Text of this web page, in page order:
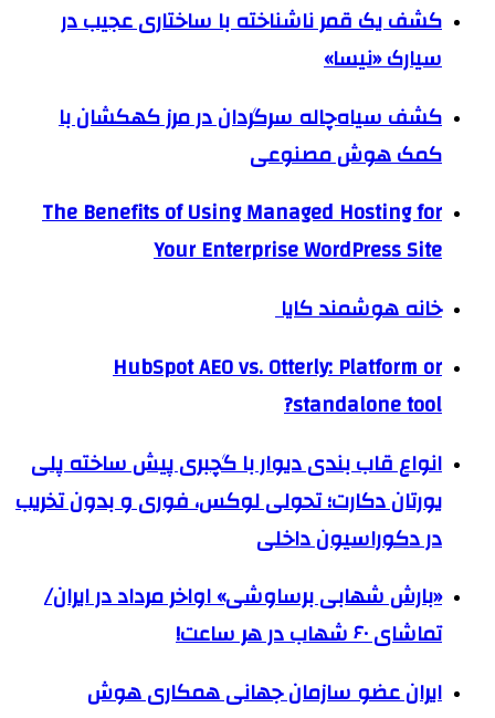
کشف یک قمر ناشناخته با ساختاری عجیب در
سیارک «نیسا»
کشف سیاه‌چاله سرگردان در مرز کهکشان با
کمک هوش مصنوعی
The Benefits of Using Managed Hosting for
Your Enterprise WordPress Site
خانه هوشمند کایا
HubSpot AEO vs. Otterly: Platform or
standalone tool?
انواع قاب بندی دیوار با گچبری پیش ساخته پلی
یورتان دکارت؛ تحولی لوکس، فوری و بدون تخریب
در دکوراسیون داخلی
«بارش شهابی برساوشی» اواخر مرداد در ایران/
تماشای ۶۰ شهاب در هر ساعت!
ایران عضو سازمان جهانی همکاری هوش